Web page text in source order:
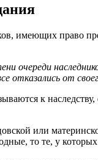
имеющих право
отказались от
к
или
то те, у